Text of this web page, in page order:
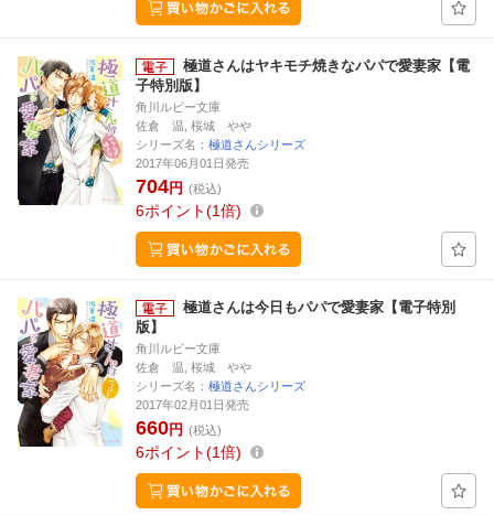
極道さんはヤキモチ焼きなパパで愛妻家【電
子特別版】
角川ルビー文庫
佐倉 温, 桜城 やや
シリーズ名： 極道さんシリーズ
2017年06月01日発売
704円 (税込)
6ポイント 1倍
極道さんは今日もパパで愛妻家【電子特別
版】
角川ルビー文庫
佐倉 温, 桜城 やや
シリーズ名： 極道さんシリーズ
2017年02月01日発売
660円 (税込)
6ポイント 1倍